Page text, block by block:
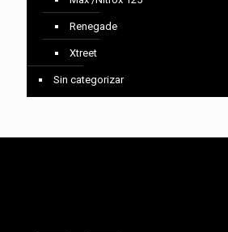
Renegade
Xtreet
Sin categorizar